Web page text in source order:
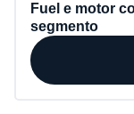
Fuel e motor
segmento